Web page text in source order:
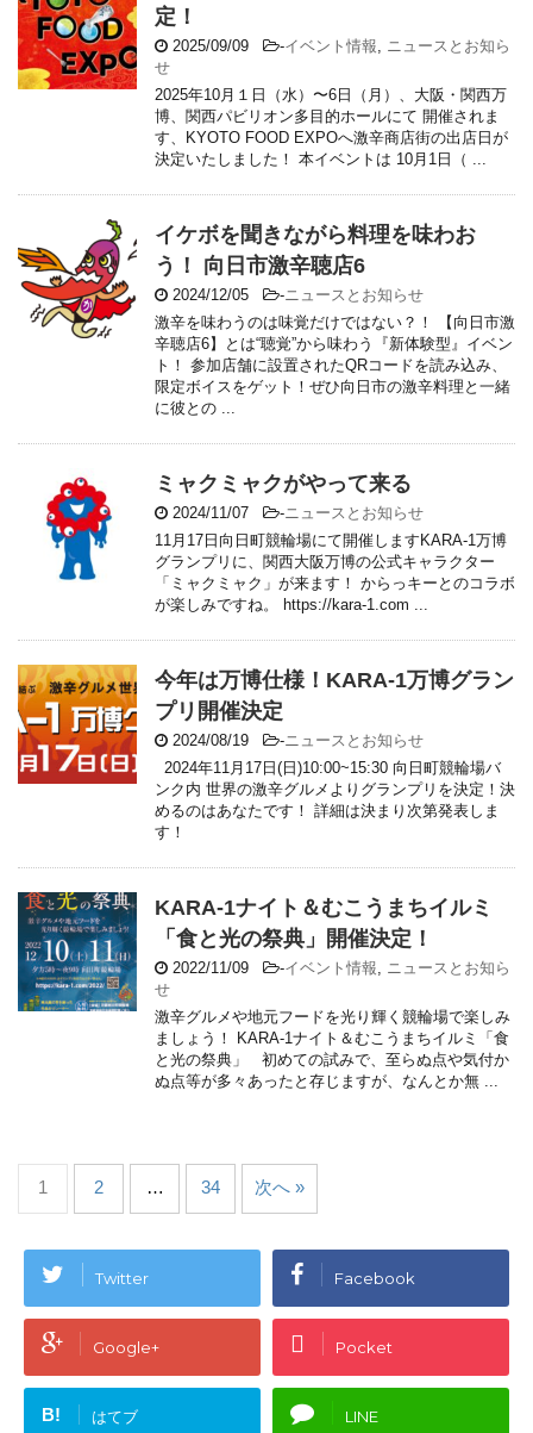
定！
2025/09/09 -イベント情報, ニュースとお知ら
せ
2025年10月１日（水）〜6日（月）、大阪・関西万
博、関西パビリオン多目的ホールにて 開催されま
す、KYOTO FOOD EXPOへ激辛商店街の出店日が
決定いたしました！ 本イベントは 10月1日（ ...
イケボを聞きながら料理を味わお
う！ 向日市激辛聴店6
2024/12/05 -ニュースとお知らせ
激辛を味わうのは味覚だけではない？！ 【向日市激
辛聴店6】とは“聴覚”から味わう『新体験型』イベン
ト！ 参加店舗に設置されたQRコードを読み込み、
限定ボイスをゲット！ぜひ向日市の激辛料理と一緒
に彼との ...
ミャクミャクがやって来る
2024/11/07 -ニュースとお知らせ
11月17日向日町競輪場にて開催しますKARA-1万博
グランプリに、関西大阪万博の公式キャラクター
「ミャクミャク」が来ます！ からっキーとのコラボ
が楽しみですね。 https://kara-1.com ...
今年は万博仕様！KARA-1万博グラン
プリ開催決定
2024/08/19 -ニュースとお知らせ
2024年11月17日(日)10:00~15:30 向日町競輪場バ
ンク内 世界の激辛グルメよりグランプリを決定！決
めるのはあなたです！ 詳細は決まり次第発表しま
す！
KARA-1ナイト＆むこうまちイルミ
「食と光の祭典」開催決定！
2022/11/09 -イベント情報, ニュースとお知ら
せ
激辛グルメや地元フードを光り輝く競輪場で楽しみ
ましょう！ KARA-1ナイト＆むこうまちイルミ「食
と光の祭典」 初めての試みで、至らぬ点や気付か
ぬ点等が多々あったと存じますが、なんとか無 ...
1 2 … 34 次へ »
Twitter Facebook
Google+ Pocket
B! はてブ LINE